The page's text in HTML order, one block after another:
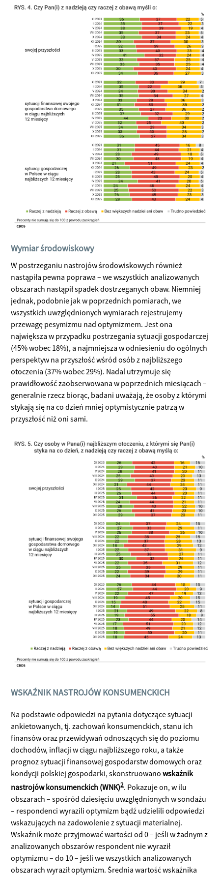
Wymiar środowiskowy
W postrzeganiu nastrojów środowiskowych również
nastąpiła pewna poprawa – we wszystkich analizowanych
obszarach nastąpił spadek dostrzeganych obaw. Niemniej
jednak, podobnie jak w poprzednich pomiarach, we
wszystkich uwzględnionych wymiarach rejestrujemy
przewagę pesymizmu nad optymizmem. Jest ona
największa w przypadku postrzegania sytuacji gospodarczej
(45% wobec 18%), a najmniejsza w odniesieniu do ogólnych
perspektyw na przyszłość wśród osób z najbliższego
otoczenia (37% wobec 29%). Nadal utrzymuje się
prawidłowość zaobserwowana w poprzednich miesiącach –
generalnie rzecz biorąc, badani uważają, że osoby z którymi
stykają się na co dzień mniej optymistycznie patrzą w
przyszłość niż oni sami.
WSKAŹNIK NASTROJÓW KONSUMENCKICH
Na podstawie odpowiedzi na pytania dotyczące sytuacji
ankietowanych, tj. zachowań konsumenckich, stanu ich
finansów oraz przewidywań odnoszących się do poziomu
dochodów, inflacji w ciągu najbliższego roku, a także
prognoz sytuacji finansowej gospodarstw domowych oraz
kondycji polskiej gospodarki, skonstruowanowskaźnik
nastrojów konsumenckich (WNK)2. Pokazuje on, w ilu
obszarach – spośród dziesięciu uwzględnionych w sondażu
– respondenci wyrazili optymizm bądź udzielili odpowiedzi
wskazujących na zadowolenie z sytuacji materialnej.
Wskaźnik może przyjmować wartości od 0 – jeśli w żadnym z
analizowanych obszarów respondent nie wyraził
optymizmu – do 10 – jeśli we wszystkich analizowanych
obszarach wyraził optymizm. Średnia wartość wskaźnika